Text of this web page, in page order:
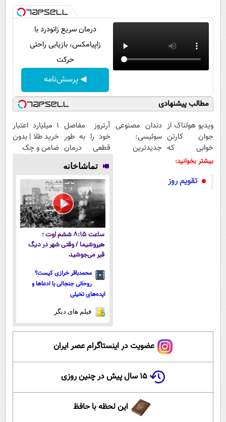
درمان سریع زانودرد با
زاپیامکس، بازیابی راحتی
حرکت
◀ پرسش‌نامه
مطالب پیشنهادی
ویدیو هولناک از
جوان کارتن
خوابی که
میلیاردر شد.
دندان مصنوعی
سوئیسی:
جدیدترین
آرتروز مفاصل
خود را به طور
قطعی درمان
◗پرسش‌نامه◖
۱ میلیارد اعتبار
خرید طلا | بدون
ضامن و چک
بیشتر بخوانید:
تقویم روز
تماشاخانه
ساعت ۸:۱۵ ششم اوت ؛
هیروشیما / وقتی شهر در دیگ
قیر می‌جوشید
محمدباقر خرازی کیست؟
روحانی جنجالی با ادعاها و
ایده‌های تخیلی
فیلم های دیگر
عضویت در اینستاگرام عصر ایران
۱۵ سال پیش در چنین روزی
این لحظه با حافظ